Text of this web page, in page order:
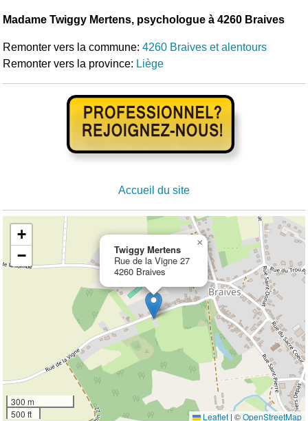
Madame Twiggy Mertens, psychologue à 4260 Braives
Remonter vers la commune:4260 Braives et alentours
Remonter vers la province: Liège
Accueil du site
Twiggy Mertens
Rue de la Vigne 27
4260 Braives
×
+
−
300 m
500 ft
Leaflet | ©OpenStreetMap